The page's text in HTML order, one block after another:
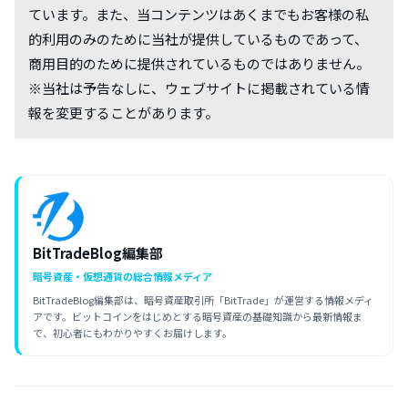
ています。また、当コンテンツはあくまでもお客様の私
的利用のみのために当社が提供しているものであって、
商用目的のために提供されているものではありません。
※当社は予告なしに、ウェブサイトに掲載されている情
報を変更することがあります。
BitTradeBlog編集部
暗号資産・仮想通貨の総合情報メディア
BitTradeBlog編集部は、暗号資産取引所「BitTrade」が運営する情報メディ
アです。ビットコインをはじめとする暗号資産の基礎知識から最新情報ま
で、初心者にもわかりやすくお届けします。